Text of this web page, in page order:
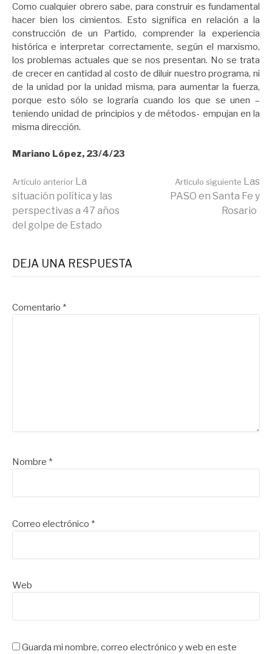
Como cualquier obrero sabe, para construir es fundamental
hacer bien los cimientos. Esto significa en relación a la
construcción de un Partido, comprender la experiencia
histórica e interpretar correctamente, según el marxismo,
los problemas actuales que se nos presentan. No se trata
de crecer en cantidad al costo de diluir nuestro programa, ni
de la unidad por la unidad misma, para aumentar la fuerza,
porque esto sólo se lograría cuando los que se unen –
teniendo unidad de principios y de métodos- empujan en la
misma dirección.
Mariano López, 23/4/23
Seguir
leyendo
Artículo anterior La
situación política y las
perspectivas a 47 años
del golpe de Estado
Artículo siguiente Las
PASO en Santa Fe y
Rosario
DEJA UNA RESPUESTA
Comentario *
Nombre *
Correo electrónico *
Web
Guarda mi nombre, correo electrónico y web en este